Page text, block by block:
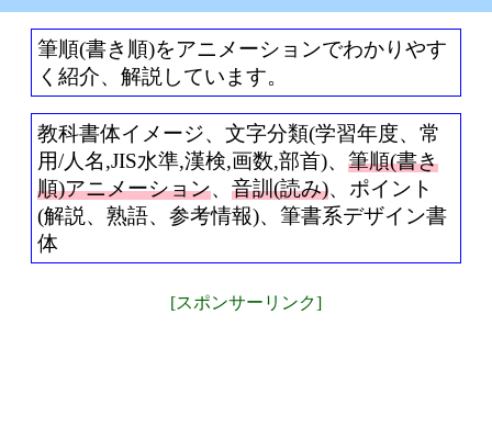
筆順(書き順)をアニメーションでわかりやす
く紹介、解説しています。
教科書体イメージ、文字分類(学習年度、常
用/人名,JIS水準,漢検,画数,部首)、 筆順(書き
順)アニメーション、 音訓(読み)、ポイント
(解説、熟語、参考情報)、筆書系デザイン書
体
[スポンサーリンク]